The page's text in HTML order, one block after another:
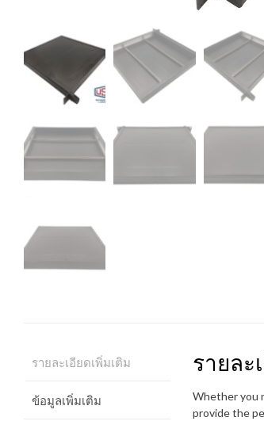
รายละเอียดเพิ่มเติม
ข้อมูลเพิ่มเติม
รายละ
Whether you
provide the